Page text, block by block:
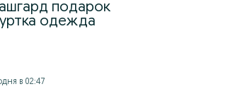
подарок
одежда
в 02:47